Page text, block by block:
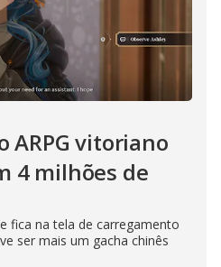
ARPG vitoriano
4 milhões de
fica na tela de carregamento
ser mais um gacha chinês